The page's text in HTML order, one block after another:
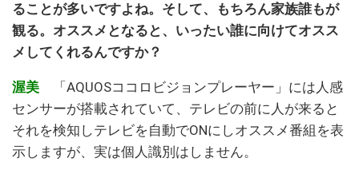
ることが多いですよね。そして、もちろん家族誰もが
観る。オススメとなると、いったい誰に向けてオスス
メしてくれるんですか？
渥美 「AQUOSココロビジョンプレーヤー」には人感
センサーが搭載されていて、テレビの前に人が来ると
それを検知しテレビを自動でONにしオススメ番組を表
示しますが、実は個人識別はしません。